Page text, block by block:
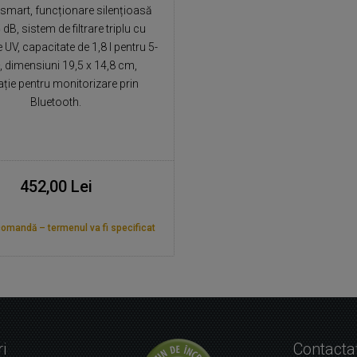
funcționare silențioasă
dB, sistem de filtrare triplu cu
UV, capacitate de 1,8 l pentru 5-
dimensiuni 19,5 x 14,8 cm,
pentru monitorizare prin
Bluetooth.
452,00 Lei
– termenul va fi specificat